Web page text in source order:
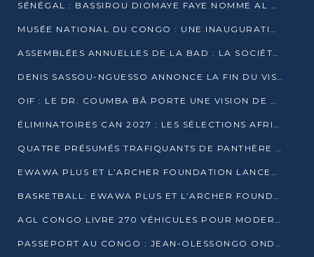
SÉNÉGAL : BASSIROU DIOMAYE FAYE NOMME AL AMINOU LÔ PREMIER MINISTRE
MUSÉE NATIONAL DU CONGO : UNE INAUGURATION PORTEUSE D’ESPOIR POUR LA CULTURE
ASSEMBLÉES ANNUELLES DE LA BAD : LA SOCIÉTÉ CIVILE CONGOLAISE À LA RECHERCHE DE PARTENAIRES POUR SES PROJETS
DENIS SASSOU-NGUESSO ANNONCE LA FIN DU VISA POUR LES AFRICAINS EN 2027
OIF : LE DR. COUMBA BÂ PORTE UNE VISION DE DIALOGUE, DE STABILITÉ ET DE RÉFORME À LA TÊTE
ÉLIMINATOIRES CAN 2027 : LES SÉLECTIONS AFRICAINES CONNAISSENT LEURS ADVERSAIRES
QUATRE PRÉSUMÉS TRAFIQUANTS DE PANTHÈRE ARRÊTÉS À EWO
EWAWA PLUS ET L’ARCHER FOUNDATION LANCENT UN CAMP DE BASKET POUR LES JEUNES À BRAZZAVILLE
BASKETBALL: EWAWA PLUS ET L’ARCHER FOUNDATION LANCENT UN CAMP POUR LES JEUNES
AGL CONGO LIVRE 270 VÉHICULES POUR MODERNISER LE TRANSPORT URBAIN
PASSEPORT AU CONGO : JEAN-OLESSONGO ONDAYE VEUT METTRE FIN AUX LENTEURS ADMINISTRATIVES